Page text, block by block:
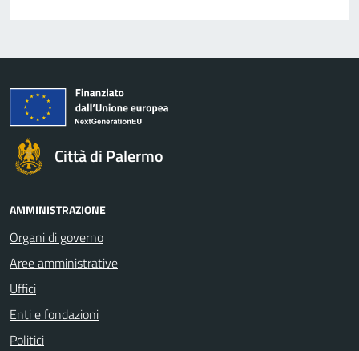
Città di Palermo
AMMINISTRAZIONE
Organi di governo
Aree amministrative
Uffici
Enti e fondazioni
Politici